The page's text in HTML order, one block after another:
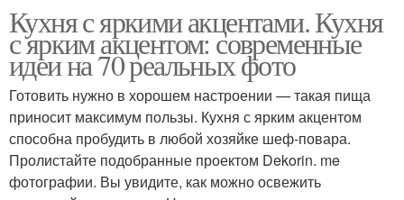
Кухня с яркими акцентами. Кухня
с ярким акцентом: современные
идеи на 70 реальных фото
Готовить нужно в хорошем настроении — такая пища
приносит максимум пользы. Кухня с ярким акцентом
способна пробудить в любой хозяйке шеф-повара.
Пролистайте подобранные проектом Dekorin. me
фотографии. Вы увидите, как можно освежить